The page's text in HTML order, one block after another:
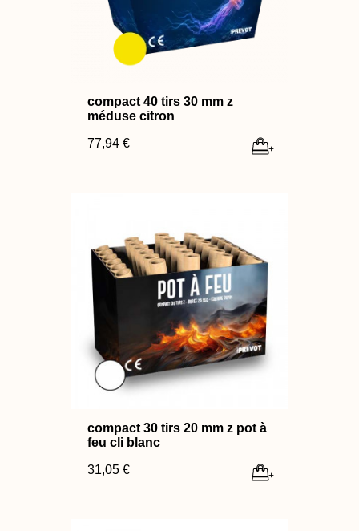
compact 40 tirs 30 mm z
méduse citron
77,94 €
+
compact 30 tirs 20 mm z pot à
feu cli blanc
31,05 €
+